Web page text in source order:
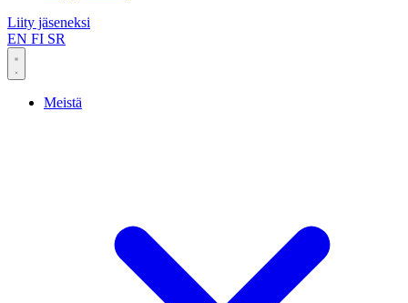
Liity jäseneksi
EN FI SR
Meistä